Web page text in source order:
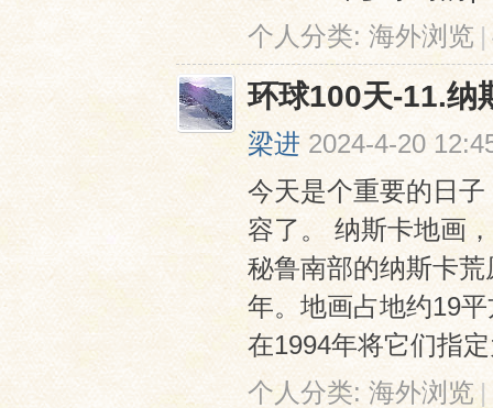
个人分类: 海外浏览 |
环球100天-11.纳
梁进 2024-4-20
今天是个重要的⽇
容了。 纳斯卡地画
秘鲁南部的纳斯卡
年。地画占地约19
在1994年将它们指
个人分类:海外浏览 |